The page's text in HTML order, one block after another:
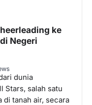
ke
Negeri
dunia
Stars, salah satu
di tanah air, secara